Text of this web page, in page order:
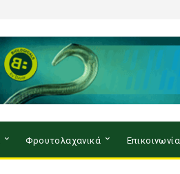
Φρουτολαχανικά Επικοινωνία